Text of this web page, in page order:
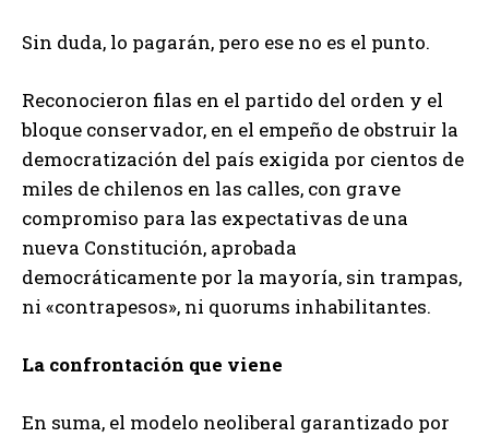
Sin duda, lo pagarán, pero ese no es el punto.
Reconocieron filas en el partido del orden y el
bloque conservador, en el empeño de obstruir la
democratización del país exigida por cientos de
miles de chilenos en las calles, con grave
compromiso para las expectativas de una
nueva Constitución, aprobada
democráticamente por la mayoría, sin trampas,
ni «contrapesos», ni quorums inhabilitantes.
La confrontación que viene
En suma, el modelo neoliberal garantizado por